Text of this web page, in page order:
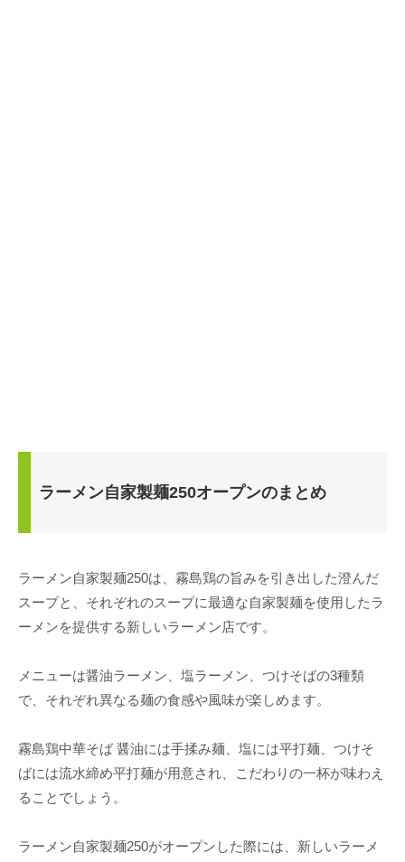
ラーメン自家製麺250オープンのまとめ
ラーメン自家製麺250は、霧島鶏の旨みを引き出した澄んだ
スープと、それぞれのスープに最適な自家製麺を使用したラ
ーメンを提供する新しいラーメン店です。
メニューは醤油ラーメン、塩ラーメン、つけそばの3種類
で、それぞれ異なる麺の食感や風味が楽しめます。
霧島鶏中華そば 醤油には手揉み麺、塩には平打麺、つけそ
ばには流水締め平打麺が用意され、こだわりの一杯が味わえ
ることでしょう。
ラーメン自家製麺250がオープンした際には、新しいラーメ